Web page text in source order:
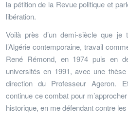
la pétition de la Revue politique et
libération.
Voilà près d’un demi-siècle que je
l’Algérie contemporaine, travail
René Rémond, en 1974 puis en
universités en 1991, avec une
direction du Professeur Ageron.
continue ce combat pour
historique, en me défendant contre